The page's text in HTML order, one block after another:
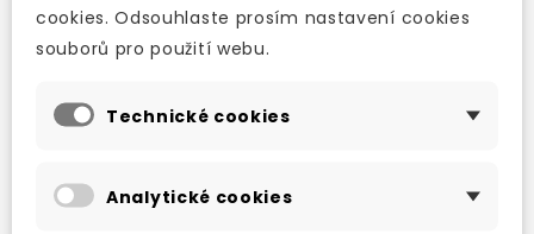
TOTAL ENGLISH PRE-
TOTAL ENGLISH
cookies. Odsouhlaste prosím nastavení cookies
souborů pro použití webu.
Technické cookies
Analytické cookies